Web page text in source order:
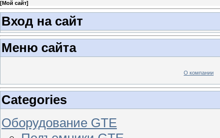
[Мой сайт]
Вход на сайт
Меню сайта
О компании
Categories
Оборудование GTE